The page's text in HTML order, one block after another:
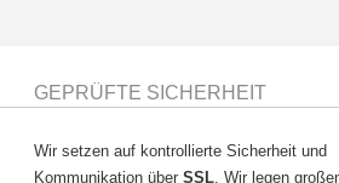
GEPRÜFTE SICHERHEIT
Wir setzen auf kontrollierte Sicherheit und
Kommunikation über SSL . Wir legen